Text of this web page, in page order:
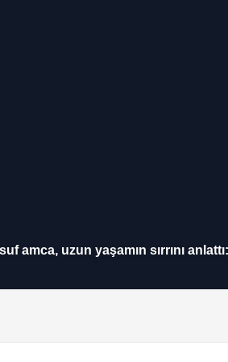
amca, uzun yaşamın sırrını